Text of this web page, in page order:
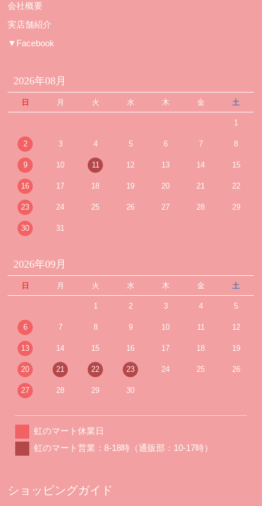
会社概要
実店舗紹介
▼Facebook
2026年08月
日 月 火 水 木 金 土
1
2 3 4 5 6 7 8
9 10 11 12 13 14 15
16 17 18 19 20 21 22
23 24 25 26 27 28 29
30 31
2026年09月
日 月 火 水 木 金 土
1 2 3 4 5
6 7 8 9 10 11 12
13 14 15 16 17 18 19
20 21 22 23 24 25 26
27 28 29 30
虹のマート休業日
虹のマート営業：8-18時（通販部：10-17時）
ショッピングガイド